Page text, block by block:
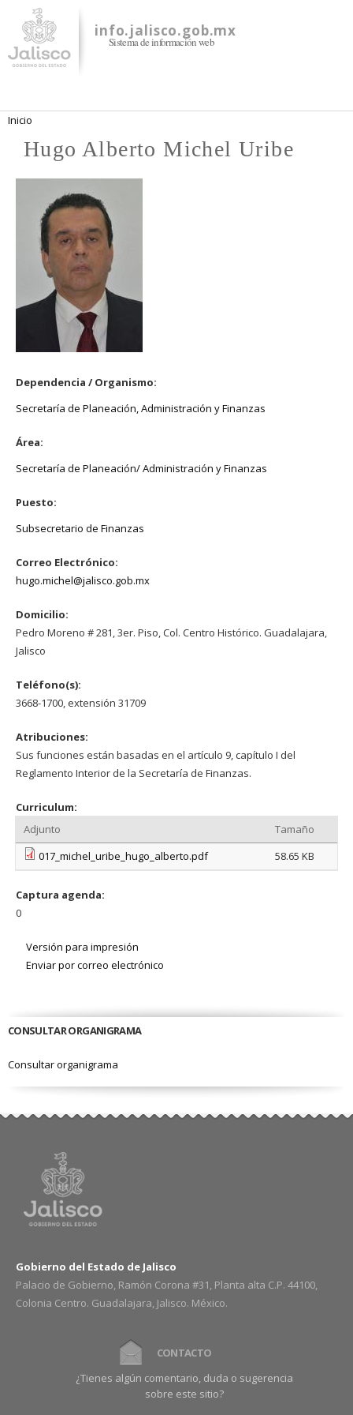
contenido
principal
info.jalisco.gob.mx
Sistema de información web
Se encuentra usted aquí
Inicio
Hugo Alberto Michel Uribe
Dependencia / Organismo:
Secretaría de Planeación, Administración y Finanzas
Área:
Secretaría de Planeación/ Administración y Finanzas
Puesto:
Subsecretario de Finanzas
Correo Electrónico:
hugo.michel@jalisco.gob.mx
Domicilio:
Pedro Moreno # 281, 3er. Piso, Col. Centro Histórico. Guadalajara,
Jalisco
Teléfono(s):
3668-1700, extensión 31709
Atribuciones:
Sus funciones están basadas en el artículo 9, capítulo I del
Reglamento Interior de la Secretaría de Finanzas.
Curriculum:
Adjunto
Tamaño
017_michel_uribe_hugo_alberto.pdf
58.65 KB
Captura agenda:
0
Versión para impresión
Enviar por correo electrónico
CONSULTAR ORGANIGRAMA
Consultar organigrama
Gobierno del Estado de Jalisco
Palacio de Gobierno, Ramón Corona #31, Planta alta C.P. 44100,
Colonia Centro. Guadalajara, Jalisco. México.
CONTACTO
¿Tienes algún comentario, duda o sugerencia
sobre este sitio?